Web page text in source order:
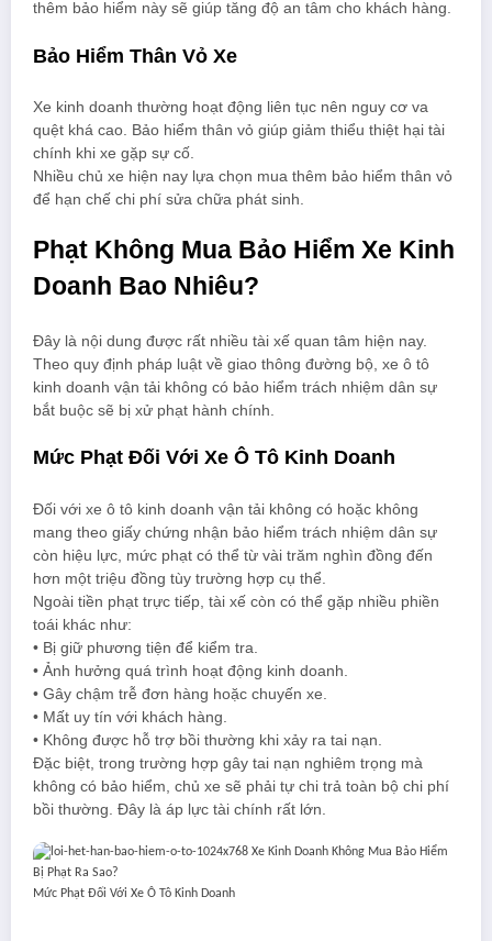
thêm bảo hiểm này sẽ giúp tăng độ an tâm cho khách hàng.
Bảo Hiểm Thân Vỏ Xe
Xe kinh doanh thường hoạt động liên tục nên nguy cơ va
quệt khá cao. Bảo hiểm thân vỏ giúp giảm thiểu thiệt hại tài
chính khi xe gặp sự cố.
Nhiều chủ xe hiện nay lựa chọn mua thêm bảo hiểm thân vỏ
để hạn chế chi phí sửa chữa phát sinh.
Phạt Không Mua Bảo Hiểm Xe Kinh
Doanh Bao Nhiêu?
Đây là nội dung được rất nhiều tài xế quan tâm hiện nay.
Theo quy định pháp luật về giao thông đường bộ, xe ô tô
kinh doanh vận tải không có bảo hiểm trách nhiệm dân sự
bắt buộc sẽ bị xử phạt hành chính.
Mức Phạt Đối Với Xe Ô Tô Kinh Doanh
Đối với xe ô tô kinh doanh vận tải không có hoặc không
mang theo giấy chứng nhận bảo hiểm trách nhiệm dân sự
còn hiệu lực, mức phạt có thể từ vài trăm nghìn đồng đến
hơn một triệu đồng tùy trường hợp cụ thể.
Ngoài tiền phạt trực tiếp, tài xế còn có thể gặp nhiều phiền
toái khác như:
• Bị giữ phương tiện để kiểm tra.
• Ảnh hưởng quá trình hoạt động kinh doanh.
• Gây chậm trễ đơn hàng hoặc chuyến xe.
• Mất uy tín với khách hàng.
• Không được hỗ trợ bồi thường khi xảy ra tai nạn.
Đặc biệt, trong trường hợp gây tai nạn nghiêm trọng mà
không có bảo hiểm, chủ xe sẽ phải tự chi trả toàn bộ chi phí
bồi thường. Đây là áp lực tài chính rất lớn.
Mức Phạt Đối Với Xe Ô Tô Kinh Doanh